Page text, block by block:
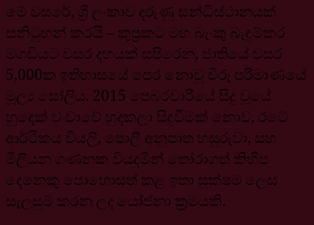
මේ වසරේ, ශ්‍රී ලංකාව දරුණු සන්ධිස්ථානයක්
සනිටුහන් කරයි – කුප්‍රකට මහ බැංකු බැඳුම්කර
මගඩියට වසර දහයක් සපිරෙන, ජාතියේ වසර
5,000ක ඉතිහාසයේ පෙර නොවූ විරූ පරිමාණයේ
මූල්‍ය සෝලිය. 2015 පෙබරවාරියේ සිදු වූයේ
හුදෙක් වංචාවේ හුදකලා සිදුවීමක් නොව, රටේ
ආර්ථිකය වියලි, පොලී අනුපාත හසුරුවා, සහ
මිලියන ගණනක වියදමින් තෝරාගත් කිහිප
දෙනෙකු පොහොසත් කළ ඉතා සූක්ෂම ලෙස
සැලසුම් කරන ලද යෝජනා ක්‍රමයකි.